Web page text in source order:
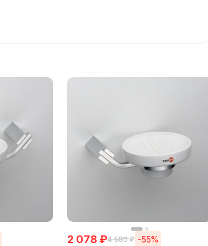
2 078 ₽4 580 ₽ -55%